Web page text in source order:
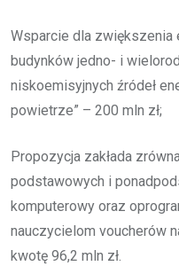
Wsparcie dla
budynków jedno- i
niskoemisyjnych źródeł
powietrze” – 200 mln zł;
Propozycja zakłada
podstawowych i
komputerowy oraz
nauczycielom voucherów
kwotę 96,2 mln zł.